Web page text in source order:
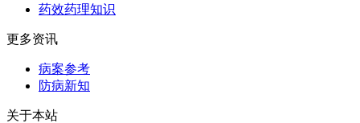
药效药理知识
更多资讯
病案参考
防病新知
关于本站